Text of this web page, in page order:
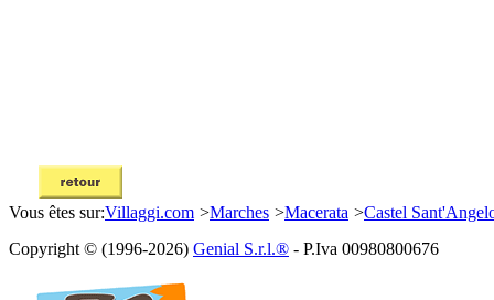
Vous êtes sur:Villaggi.com >Marches >Macerata >Castel
Copyright © (1996-2026) Genial S.r.l.® - P.Iva 00980800676